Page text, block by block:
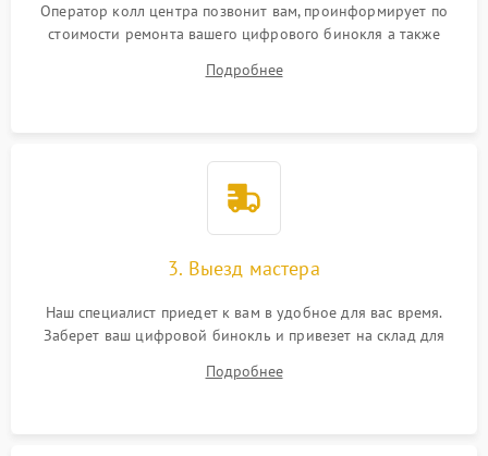
Оператор колл центра позвонит вам, проинформирует по
стоимости ремонта вашего цифрового бинокля а также
Подробнее
3. Выезд мастера
Наш специалист приедет к вам в удобное для вас время.
Заберет ваш цифровой бинокль и привезет на склад для
Подробнее